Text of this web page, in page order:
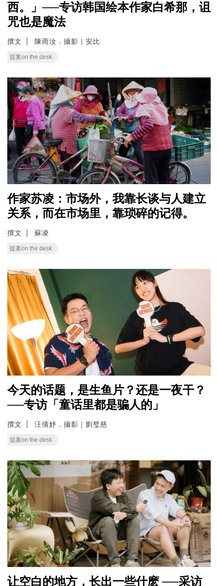
西。」──专访韩国绘本作家白希那，诅
咒也是魔法
撰文 陳雨汝．攝影｜安比
提案on the desk
作家苏凌：市场外，我靠长谈与人建立
关系，而在市场里，靠琐碎的记得。
撰文 蘇凌
提案on the desk
今天的话题，是生鱼片？还是一夜干？
──专访「童话里都是骗人的」
撰文 汪倩妤．攝影｜劉璧慈
提案on the desk
让空白的地方，长出一些什麽 ──采访